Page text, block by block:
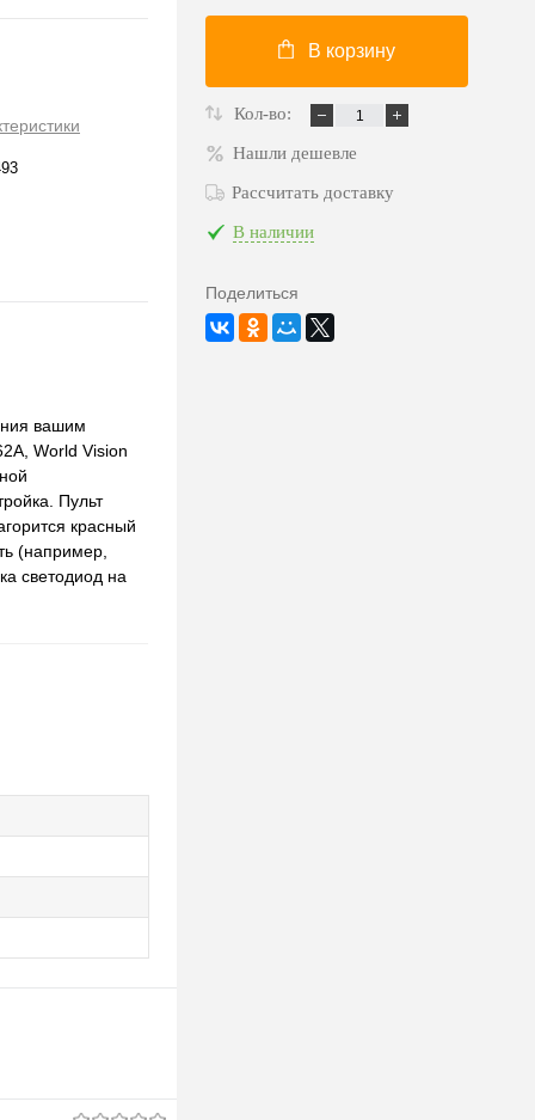
вашим
World Vision
Пульт
красный
(например,
светодиод на
В корзину
Кол-во:
Нашли дешевле
Рассчитать доставку
В наличии
Поделиться